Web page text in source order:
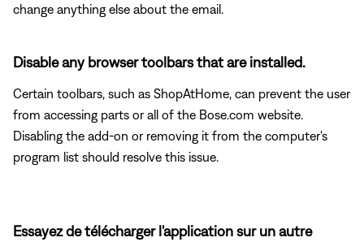
change anything else about the email.
Disable any browser toolbars that are installed.
Certain toolbars, such as ShopAtHome, can prevent the user
from accessing parts or all of the Bose.com website.
Disabling the add-on or removing it from the computer's
program list should resolve this issue.
Essayez de télécharger l'application sur un autre